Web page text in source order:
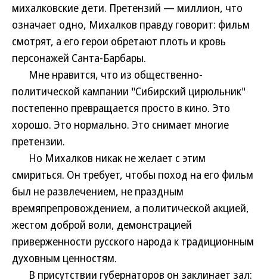
михалковские дети. Претензий — миллион, что
означает одно, Михалков правду говорит: фильм
смотрят, а его герои обретают плоть и кровь
персонажей Санта-Барбары.
Мне нравится, что из общественно-
политической кампании "Сибирский цирюльник"
постепенно превращается просто в кино. Это
хорошо. Это нормально. Это снимает многие
претензии.
Но Михалков никак не желает с этим
смириться. Он требует, чтобы поход на его фильм
был не развлечением, не праздным
времяпрепровождением, а политической акцией,
жестом доброй воли, демонстрацией
приверженности русского народа к традиционным
духовным ценностям.
В присутствии губернаторов он заклинает зал: